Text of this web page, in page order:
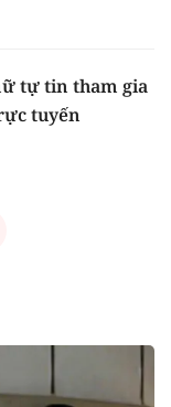
tự tin tham gia
tuyến